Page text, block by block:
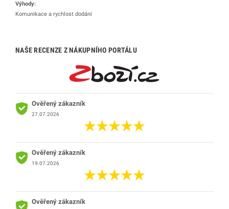
Výhody:
Komunikace a rychlost dodání
NAŠE RECENZE Z NÁKUPNÍHO PORTÁLU
Ověřený zákazník
27.07.2026
Ověřený zákazník
19.07.2026
Ověřený zákazník